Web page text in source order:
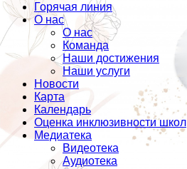
Горячая линия
О нас
О нас
Команда
Наши достижения
Наши услуги
Новости
Карта
Календарь
Оценка инклюзивности школ
Медиатека
Видеотека
Аудиотека